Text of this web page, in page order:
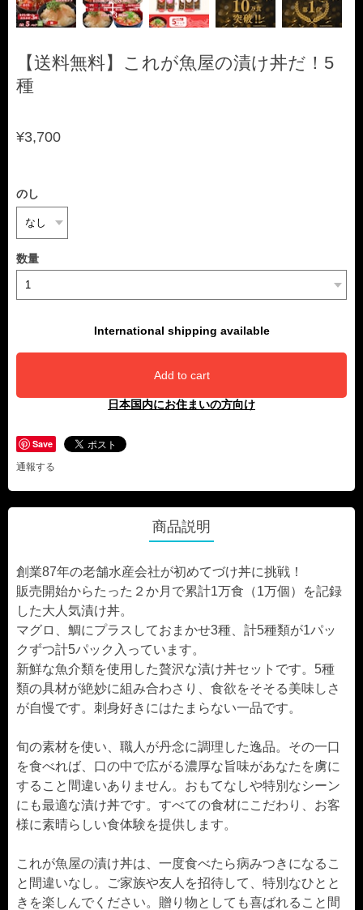
【送料無料】これが魚屋の漬け丼だ！5
種
¥3,700
のし
数量
International shipping available
Add to cart
日本国内にお住まいの方向け
Save
通報する
商品説明
創業87年の老舗水産会社が初めてづけ丼に挑戦！
販売開始からたった２か月で累計1万食（1万個）を記録
した大人気漬け丼。
マグロ、鯛にプラスしておまかせ3種、計5種類が1パッ
クずつ計5パック入っています。
新鮮な魚介類を使用した贅沢な漬け丼セットです。5種
類の具材が絶妙に組み合わさり、食欲をそそる美味しさ
が自慢です。刺身好きにはたまらない一品です。
旬の素材を使い、職人が丹念に調理した逸品。その一口
を食べれば、口の中で広がる濃厚な旨味があなたを虜に
すること間違いありません。おもてなしや特別なシーン
にも最適な漬け丼です。すべての食材にこだわり、お客
様に素晴らしい食体験を提供します。
これが魚屋の漬け丼は、一度食べたら病みつきになるこ
と間違いなし。ご家族や友人を招待して、特別なひとと
きを楽しんでください。贈り物としても喜ばれること間